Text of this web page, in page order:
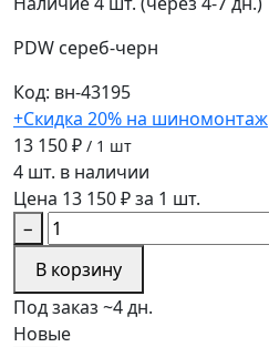
PDW сереб-черн
Код: вн-43195
+Скидка 20% на шиномонтаж
13 150 ₽ / 1 шт
4 шт. в наличии
Цена 13 150 ₽ за 1 шт.
−
В корзину
Под заказ ~4 дн.
Новые